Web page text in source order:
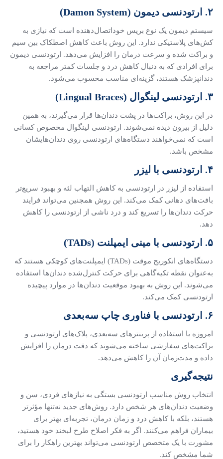
۲. ارتودنسی دیمون (Damon System)
سیستم دیمون یک نوع بریس خوداتصال‌دهنده است که نیازی به
کش‌های پلاستیکی ندارد. این روش باعث کاهش اصطکاک بین سیم
و براکت شده و سرعت درمان را افزایش می‌دهد. ارتودنسی دیمون
برای افرادی که به دنبال کاهش درد و جلسات کمتر مراجعه به
دندانپزشک هستند، گزینه‌ای مناسب محسوب می‌شود.
۳. ارتودنسی لینگوال (Lingual Braces)
در این روش، براکت‌ها در پشت دندان‌ها قرار می‌گیرند، به همین
دلیل از بیرون دیده نمی‌شوند. ارتودنسی لینگوال مخصوص کسانی
است که نمی‌خواهند دستگاه‌های ارتودنسی روی دندان‌هایشان
مشخص باشد.
۴. ارتودنسی با لیزر
استفاده از لیزر در ارتودنسی به کاهش التهاب لثه و بهبود سریع‌تر
بافت‌های دهانی کمک می‌کند. این روش همچنین می‌تواند فرایند
حرکت دندان‌ها را تسریع کند و درد ناشی از ارتودنسی را کاهش
دهد.
۵. ارتودنسی با مینی ایمپلنت (TADs)
دستگاه‌های انکوریج موقت (TADs) ایمپلنت‌های کوچکی هستند که
به‌عنوان نقطه تکیه‌گاهی برای حرکت کنترل‌شده دندان‌ها استفاده
می‌شوند. این روش به بهبود موقعیت دندان‌ها در موارد پیچیده
ارتودنسی کمک می‌کند.
۶. ارتودنسی با فناوری چاپ سه‌بعدی
امروزه با استفاده از پرینترهای سه‌بعدی، پلاک‌های ارتودنسی و
براکت‌های سفارشی ساخته می‌شوند که دقت درمان را افزایش
داده و مدت‌زمان آن را کاهش می‌دهد.
نتیجه‌گیری
انتخاب روش مناسب ارتودنسی بستگی به نیازهای فردی، سن و
وضعیت دندان‌های هر شخص دارد. روش‌های جدید نه‌تنها مؤثرتر
هستند، بلکه با کاهش درد و زمان درمان، تجربه‌ای بهتر برای
بیماران فراهم می‌کنند. اگر به فکر اصلاح طرح لبخند خود هستید،
مشورت با یک متخصص ارتودنسی می‌تواند بهترین راهکار را برای
شما مشخص کند.